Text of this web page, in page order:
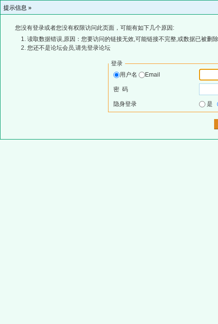
提示信息 »
您没有登录或者您没有权限访问此页面，可能有如下几个原因:
读取数据错误,原因：您要访问的链接无效,可能链接不完整,或数据已被删
您还不是论坛会员,请先登录论坛
登录
用户名
Email
密 码
隐身登录 是